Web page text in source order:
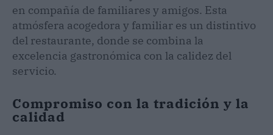
en compañía de familiares y amigos. Esta
atmósfera acogedora y familiar es un distintivo
del restaurante, donde se combina la
excelencia gastronómica con la calidez del
servicio.
Compromiso con la tradición y la
calidad